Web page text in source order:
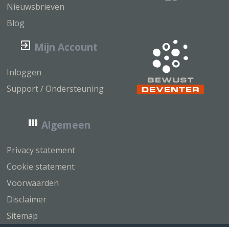
Nieuwsbrieven
Blog
Mijn Account
Inloggen
Support / Ondersteuning
Algemeen
Privacy statement
Cookie statement
Voorwaarden
Disclaimer
Sitemap